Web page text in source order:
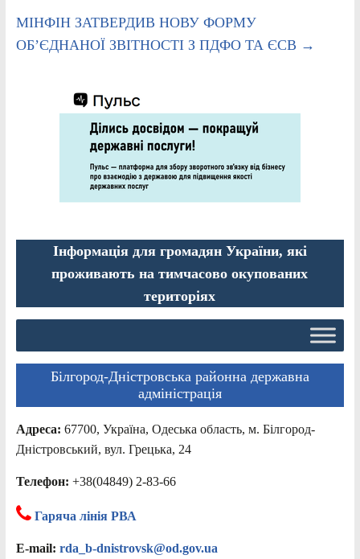
МІНФІН ЗАТВЕРДИВ НОВУ ФОРМУ
ОБ’ЄДНАНОЇ ЗВІТНОСТІ З ПДФО ТА ЄСВ →
Інформація для громадян України, які
проживають на тимчасово окупованих
територіях
Білгород-Дністровська районна державна
адміністрація
Адреса: 67700, Україна, Одеська область, м. Білгород-
Дністровський, вул. Грецька, 24
Телефон: +38(04849) 2-83-66
Гаряча лінія РВА
E-mail: rda_b-dnistrovsk@od.gov.ua